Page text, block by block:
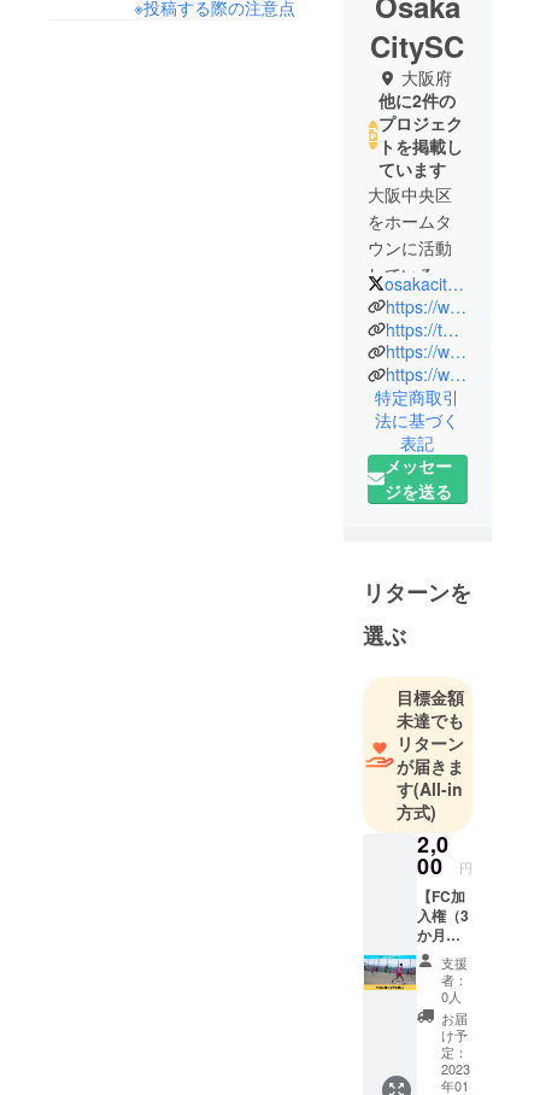
※投稿する際の注意点
CitySC
大阪府
他に2件の
プロジェク
トを掲載し
ています
大阪中央区
をホームタ
ウンに活動
している
サッカーク
ラブです。
「大阪市中
央区からJ
リーグへ」
大阪市中央
区は多種多
様な文化が
種多様な文
化の行き違
いにより、
様々な課題
が大阪市中
央区にはあ
ります。
課題解決に
必要なもの
は「共通言
語」。
そんな共通
OsakaCityS
Cがなること
で大阪市中
央区の課題
を解決する
きっかけに
osakacitysc
https://www.osakacitysc.com
https://twitter.com/osakacitysc
https://www.instagram.com/osakacity_sc/
https://www.youtube.com/channel/UCIxDUSACyj04Ti2BWOZ--5w
特定商取引
法に基づく
表記
メッセー
ジを送る
リターンを
選ぶ
目標金額
未達でも
リターン
が届きま
す(All-in
方式)
2,0
00 円
【FC加
入権（3
か月お
試
し）】
Osaka
CitySC
ファン
クラブ
に３ヶ
月お試
支援
者：
0人
お届
け予
定：
2023
年01